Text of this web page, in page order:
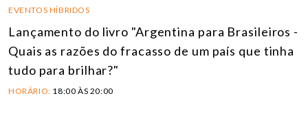
EVENTOS HÍBRIDOS
Lançamento do livro "Argentina para Brasileiros -
Quais as razões do fracasso de um país que tinha
tudo para brilhar?"
HORÁRIO: 18:00 ÀS 20:00